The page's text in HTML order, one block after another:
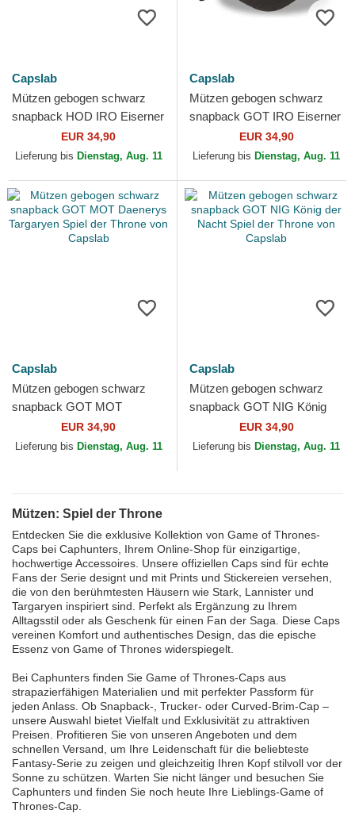
Capslab
Mützen gebogen schwarz
snapback HOD IRO Eiserner
Thron Spiel der Throne von
Capslab
EUR 34,90
Lieferung bis Dienstag, Aug. 11
Capslab
Mützen gebogen schwarz
snapback GOT IRO Eiserner
Thron Spiel der Throne von
Capslab
EUR 34,90
Lieferung bis Dienstag, Aug. 11
Capslab
Mützen gebogen schwarz
snapback GOT MOT
Daenerys Targaryen Spiel
der Throne von Capslab
EUR 34,90
Lieferung bis Dienstag, Aug. 11
Capslab
Mützen gebogen schwarz
snapback GOT NIG König
der Nacht Spiel der Throne
von Capslab
EUR 34,90
Lieferung bis Dienstag, Aug. 11
Mützen: Spiel der Throne
Entdecken Sie die exklusive Kollektion von Game of Thrones-
Caps bei Caphunters, Ihrem Online-Shop für einzigartige,
hochwertige Accessoires. Unsere offiziellen Caps sind für echte
Fans der Serie designt und mit Prints und Stickereien versehen,
die von den berühmtesten Häusern wie Stark, Lannister und
Targaryen inspiriert sind. Perfekt als Ergänzung zu Ihrem
Alltagsstil oder als Geschenk für einen Fan der Saga. Diese Caps
vereinen Komfort und authentisches Design, das die epische
Essenz von Game of Thrones widerspiegelt.
Bei Caphunters finden Sie Game of Thrones-Caps aus
strapazierfähigen Materialien und mit perfekter Passform für
jeden Anlass. Ob Snapback-, Trucker- oder Curved-Brim-Cap –
unsere Auswahl bietet Vielfalt und Exklusivität zu attraktiven
Preisen. Profitieren Sie von unseren Angeboten und dem
schnellen Versand, um Ihre Leidenschaft für die beliebteste
Fantasy-Serie zu zeigen und gleichzeitig Ihren Kopf stilvoll vor der
Sonne zu schützen. Warten Sie nicht länger und besuchen Sie
Caphunters und finden Sie noch heute Ihre Lieblings-Game of
Thrones-Cap.